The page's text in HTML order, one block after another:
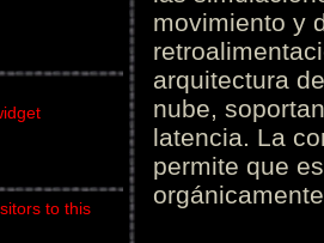
movimiento y
arquitectura
nube,
latencia. La
permite que